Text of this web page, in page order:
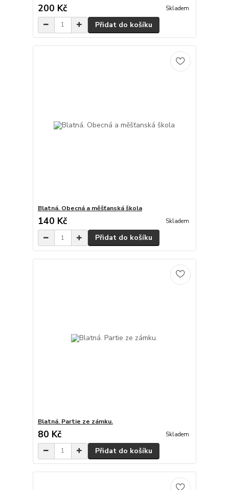
200 Kč Skladem
Přidat do košíku
Blatná. Obecná a měšťanská škola
140 Kč Skladem
Přidat do košíku
Blatná. Partie ze zámku.
80 Kč Skladem
Přidat do košíku